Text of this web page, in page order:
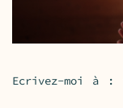
Ecrivez-moi à :